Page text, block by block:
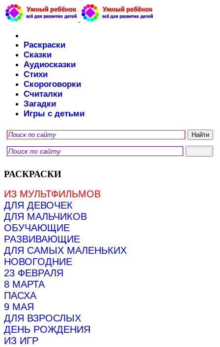
Раскраски
Сказки
Аудиосказки
Стихи
Скороговорки
Считалки
Загадки
Игры с детьми
РАСКРАСКИ
ИЗ МУЛЬТФИЛЬМОВ
ДЛЯ ДЕВОЧЕК
ДЛЯ МАЛЬЧИКОВ
ОБУЧАЮЩИЕ
РАЗВИВАЮЩИЕ
ДЛЯ САМЫХ МАЛЕНЬКИХ
НОВОГОДНИЕ
23 ФЕВРАЛЯ
8 МАРТА
ПАСХА
9 МАЯ
ДЛЯ ВЗРОСЛЫХ
ДЕНЬ РОЖДЕНИЯ
ИЗ ИГР